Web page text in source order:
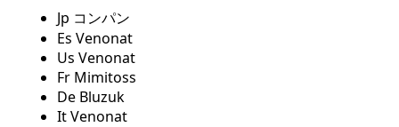
Jp コンパン
Es Venonat
Us Venonat
Fr Mimitoss
De Bluzuk
It Venonat